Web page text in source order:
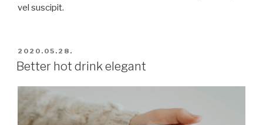
vel suscipit.
BEKÜLDVE:
2020.05.28.
Better hot drink elegant